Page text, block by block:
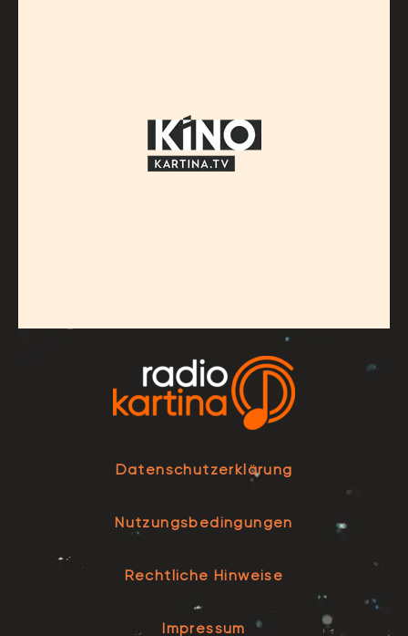
Datenschutzerklärung
Nutzungsbedingungen
Rechtliche Hinweise
Impressum